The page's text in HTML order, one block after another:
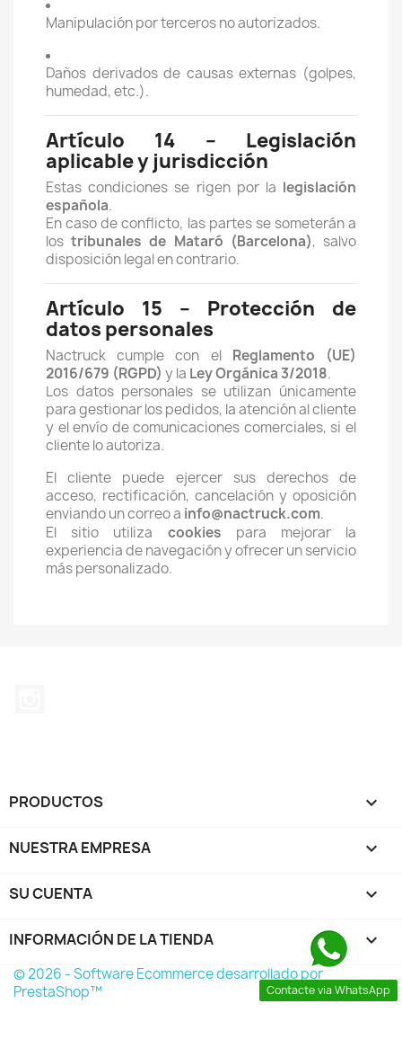
Manipulación por terceros no autorizados.
Daños derivados de causas externas (golpes,
humedad, etc.).
Artículo 14 – Legislación
aplicable y jurisdicción
Estas condiciones se rigen por la legislación
española.
En caso de conflicto, las partes se someterán a
lostribunales de Mataró (Barcelona), salvo
disposición legal en contrario.
Artículo 15 – Protección de
datos personales
Nactruck cumple con el Reglamento (UE)
2016/679 (RGPD) y la Ley Orgánica 3/2018.
Los datos personales se utilizan únicamente
para gestionar los pedidos, la atención al cliente
y el envío de comunicaciones comerciales, si el
cliente lo autoriza.
El cliente puede ejercer sus derechos de
acceso, rectificación, cancelación y oposición
enviando un correo a info@nactruck.com.
El sitio utiliza cookies para mejorar la
experiencia de navegación y ofrecer un servicio
más personalizado.
PRODUCTOS 
NUESTRA EMPRESA 
SU CUENTA 
INFORMACIÓN DE LA TIENDA keyboard_arrow_down
Contacte via WhatsApp
© 2026 - Software Ecommerce desarrollado por
PrestaShop™